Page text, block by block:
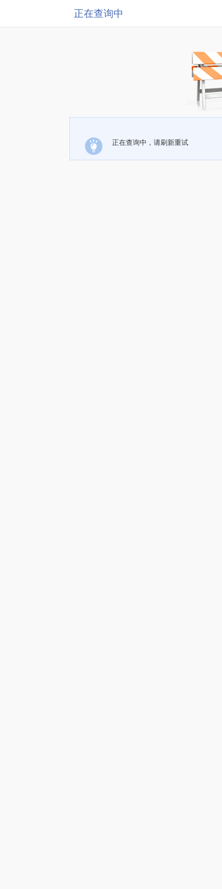
正在查询中
正在查询中，请刷新重试